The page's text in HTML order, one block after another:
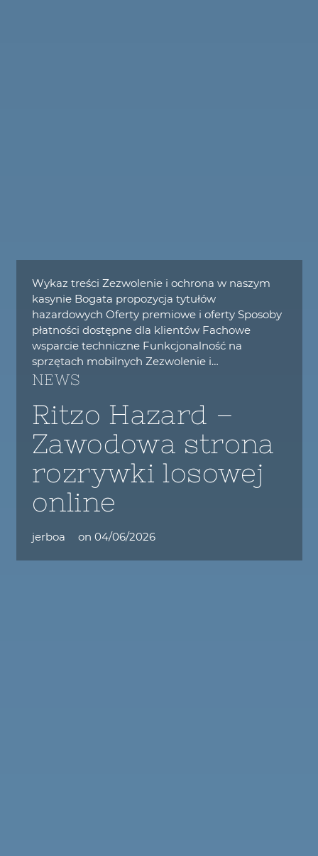
Wykaz treści Zezwolenie i ochrona w naszym
kasynie Bogata propozycja tytułów
hazardowych Oferty premiowe i oferty Sposoby
płatności dostępne dla klientów Fachowe
wsparcie techniczne Funkcjonalność na
sprzętach mobilnych Zezwolenie i…
NEWS
Ritzo Hazard –
Zawodowa strona
rozrywki losowej
online
jerboa on 04/06/2026